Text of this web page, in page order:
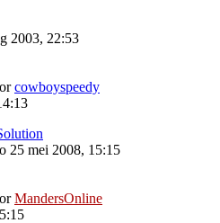
2003, 22:53
cowboyspeedy
25 mei 2008, 15:15
MandersOnline